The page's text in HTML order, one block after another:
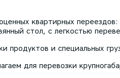
квартирных
стол, с легкостью
продуктов и специальных
для перевозки